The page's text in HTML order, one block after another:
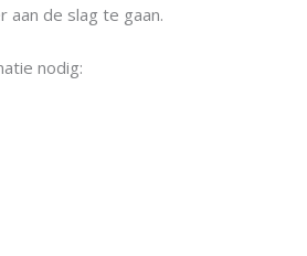
aan de slag te gaan.
nodig: